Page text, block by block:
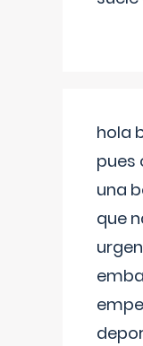
hola
pues
una
que